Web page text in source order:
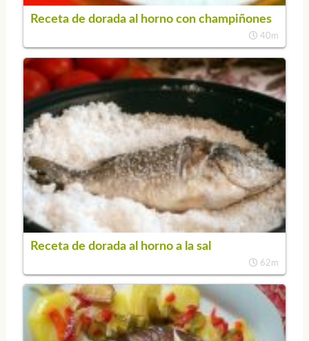
Receta de dorada al horno con champiñones
40m
Receta de dorada al horno a la sal
62m